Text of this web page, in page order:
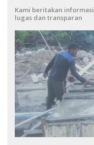
Kami beritakan
lugas dan transparan